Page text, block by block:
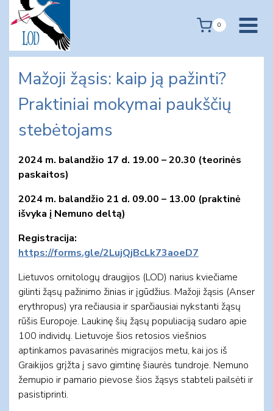
content
0
Mažoji žąsis: kaip ją pažinti?
Praktiniai mokymai paukščių
stebėtojams
2024 m. balandžio 17 d. 19.00 – 20.30 (teorinės
paskaitos)
2024 m. balandžio 21 d. 09.00 – 13.00 (praktinė
išvyka į Nemuno deltą)
Registracija:
https://forms.gle/2LujQjBcLk73aoeD7
Lietuvos ornitologų draugijos (LOD) narius kviečiame
gilinti žąsų pažinimo žinias ir įgūdžius. Mažoji žąsis (Anser
erythropus) yra rečiausia ir sparčiausiai nykstanti žąsų
rūšis Europoje. Laukinę šių žąsų populiaciją sudaro apie
100 individų. Lietuvoje šios retosios viešnios
aptinkamos pavasarinės migracijos metu, kai jos iš
Graikijos grįžta į savo gimtinę šiaurės tundroje. Nemuno
žemupio ir pamario pievose šios žąsys stabteli pailsėti ir
pasistiprinti.